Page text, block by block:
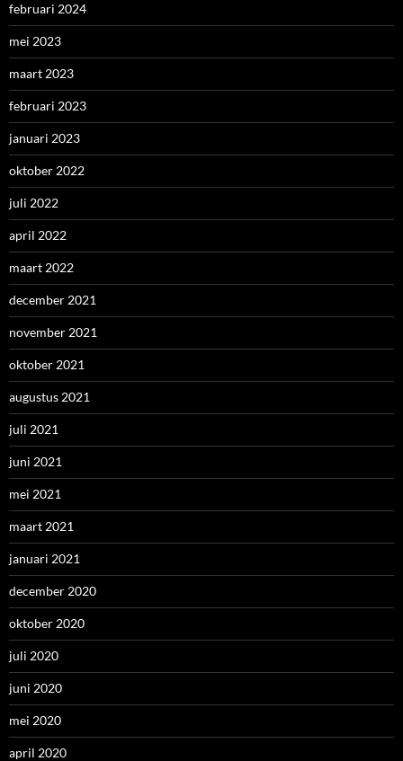
februari 2024
mei 2023
maart 2023
februari 2023
januari 2023
oktober 2022
juli 2022
april 2022
maart 2022
december 2021
november 2021
oktober 2021
augustus 2021
juli 2021
juni 2021
mei 2021
maart 2021
januari 2021
december 2020
oktober 2020
juli 2020
juni 2020
mei 2020
april 2020